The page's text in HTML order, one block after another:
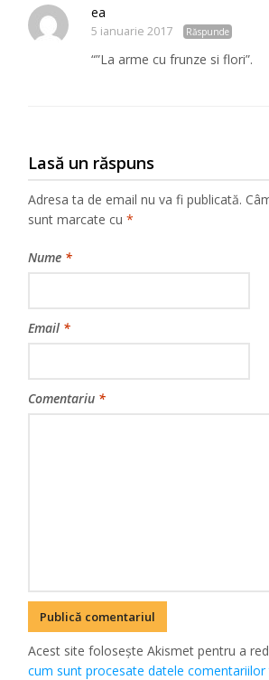
ea
5 ianuarie 2017 Răspunde
“”La arme cu frunze si flori”.
Lasă un răspuns
Adresa ta de email nu va fi publicată.
sunt marcate cu*
Nume *
Email *
Comentariu *
Acest site folosește Akismet pentru a
cum sunt procesate datele comentariilor